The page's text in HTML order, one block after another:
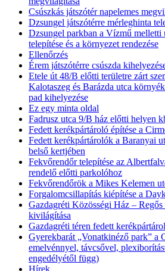
Csúszkás játszótér napelemes
Dzsungel játszótérre mérleghinta
Dzsungel parkban a Vízmű melletti
telepítése és a környezet rendezése
Ellenőrzés
Érem játszótérre csúszda
Etele út 48/B előtti területre zárt
Kalotaszeg és Barázda utca
pad kihelyezése
Ez egy minta oldal
Fadrusz utca 9/B ház előtti helyen
Fedett kerékpártároló építése a
Fedett kerékpártárolók a Baranyai
belső kertjében
Fekvőrendőr telepítése az
rendelő előtti parkolóhoz
Fekvőrendőrök a Mikes Kelemen
Forgalomcsillapítás kiépítése a
Gazdagréti Közösségi Ház –
kivilágítása
Gazdagréti téren fedett
Gyerekbarát „Vonatkinéző park” a
emelvénnyel, távcsővel,
engedélyétől függ)
Hírek